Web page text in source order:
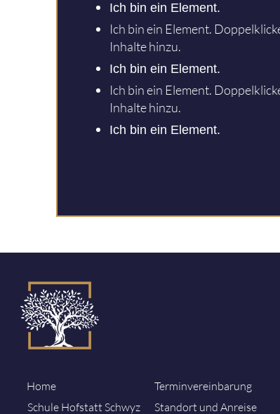
Ich bin ein Element.
Ich bin ein Element.
Inhalte hinzu.
Ich bin ein Element.
Ich bin ein Element.
Inhalte hinzu.
Ich bin ein Element.
Home
Schule Hofstatt Schwyz
Terminvereinbarung
Standort und Anreise